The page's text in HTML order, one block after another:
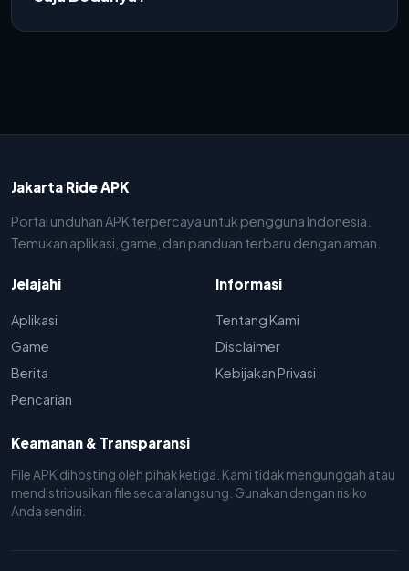
Jakarta Ride APK
Portal unduhan APK terpercaya untuk pengguna Indonesia.
Temukan aplikasi, game, dan panduan terbaru dengan aman.
Jelajahi
Aplikasi
Game
Berita
Pencarian
Informasi
Tentang Kami
Disclaimer
Kebijakan Privasi
Keamanan & Transparansi
File APK dihosting oleh pihak ketiga. Kami tidak mengunggah atau
mendistribusikan file secara langsung. Gunakan dengan risiko
Anda sendiri.